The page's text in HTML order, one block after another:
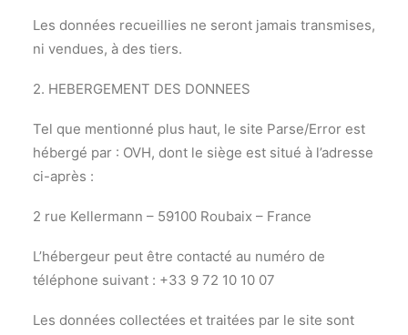
Les données recueillies ne seront jamais transmises,
ni vendues, à des tiers.
2. HEBERGEMENT DES DONNEES
Tel que mentionné plus haut, le site Parse/Error est
hébergé par : OVH, dont le siège est situé à l’adresse
ci-après :
2 rue Kellermann – 59100 Roubaix – France
L’hébergeur peut être contacté au numéro de
téléphone suivant : +33 9 72 10 10 07
Les données collectées et traitées par le site sont